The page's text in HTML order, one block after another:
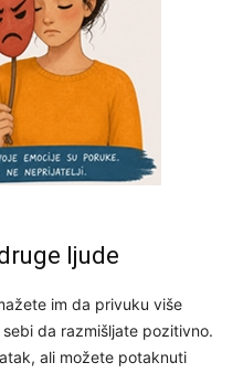
ljude
im da privuku više
da razmišljate pozitivno.
ali možete potaknuti